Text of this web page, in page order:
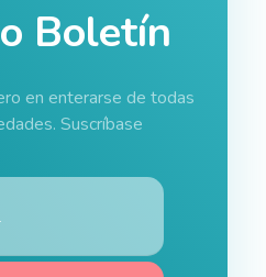
Boletín
en enterarse de todas
Suscríbase